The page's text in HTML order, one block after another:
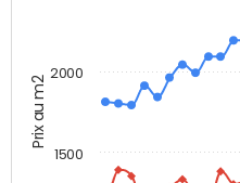
Prix au m2
1500
2000